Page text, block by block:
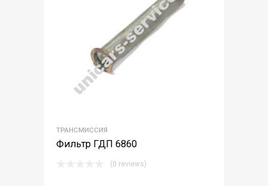
ТРАНСМИССИЯ
Фильтр ГДП 6860
(0 reviews)